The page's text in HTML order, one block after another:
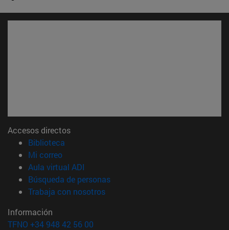
Accesos directos
Biblioteca
Mi correo(abre en nueva ventana)
Aula virtual ADI
Búsqueda de personas(abre en nueva ventana)
Trabaja con nosotros(abre en nueva ventana)
Información
TFNO +34 948 42 56 00